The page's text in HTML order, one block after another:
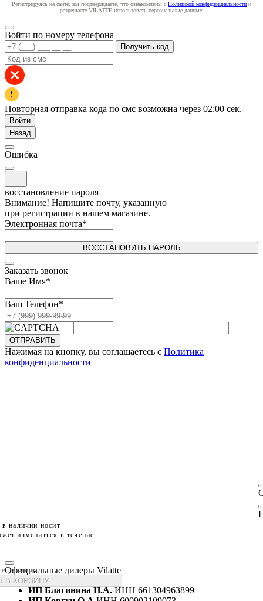
Регистрируясь на сайте, вы подтверждаете, что ознакомлены с Политикой конфиденциальности и
разрешаете VILATTE использовать персональные данные.
Войти по номеру телефона
Получить код
Повторная отправка кода по смс возможна через 02:00 сек.
Войти
Назад
Ошибка
восстановление пароля
Внимание! Напишите почту, указанную
при регистрации в нашем магазине.
Электронная почта*
ВОССТАНОВИТЬ ПАРОЛЬ
Заказать звонок
Ваше Имя*
Ваш Телефон*
ОТПРАВИТЬ
Нажимая на кнопку, вы соглашаетесь с Политика
конфиденциальности
наличии носит
измениться в течение
размеры
В КОРЗИНУ
Официальные дилеры Vilatte
ИП Благинина Н.А.ИНН 661304963899